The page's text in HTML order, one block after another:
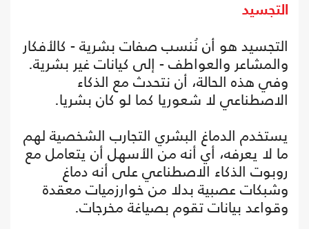
التجسيد
التجسيد هو أن نُنسب صفات بشرية - كالأفكار
والمشاعر والعواطف - إلى كيانات غير بشرية.
وفي هذه الحالة، أن نتحدث مع الذكاء
الاصطناعي لا شعوريا كما لو كان بشريا.
يستخدم الدماغ البشري التجارب الشخصية لهم
ما لا يعرفه، أي أنه من الأسهل أن يتعامل مع
روبوت الذكاء الاصطناعي على أنه دماغ
وشبكات عصبية بدلا من خوارزميات معقدة
وقواعد بيانات تقوم بصياغة مخرجات.